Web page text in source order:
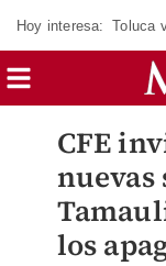
Hoy interesa: Toluca
CFE
nuevas
los